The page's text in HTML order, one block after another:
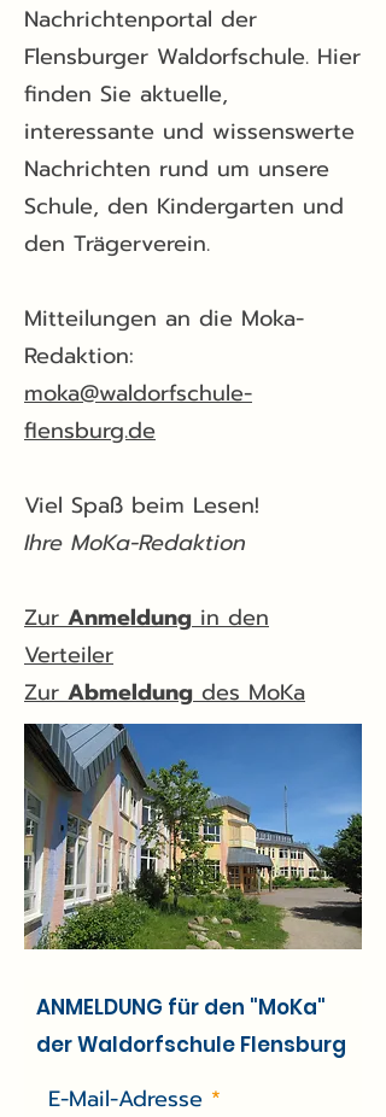
Nachrichtenportal der
Flensburger Waldorfschule. Hier
finden Sie aktuelle,
interessante und wissenswerte
Nachrichten rund um unsere
Schule, den Kindergarten und
den Trägerverein.
Mitteilungen an die Moka-
Redaktion:
moka@waldorfschule-
flensburg.de
Viel Spaß beim Lesen!
Ihre MoKa-Redaktion
ZurAnmeldungin den
Verteiler
ZurAbmeldungdes MoKa
ANMELDUNG für den "MoKa"
der Waldorfschule Flensburg
E-Mail-Adresse